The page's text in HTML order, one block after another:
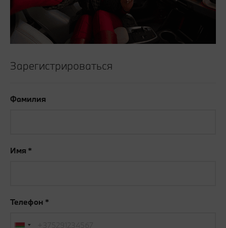
Зарегистрироваться
Фамилия
Имя
Телефон